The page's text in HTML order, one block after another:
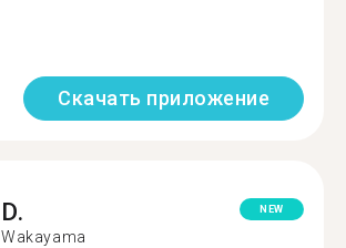
Скачать приложение
D.
Wakayama
NEW